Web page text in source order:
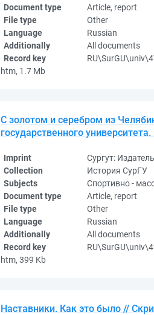
Document type
Article, report
File type
Other
Language
Russian
Additionally
All documents
Record key
htm, 1.7 Mb
С золотом и серебром из
государственного
Imprint
Сургут:
Collection
История СурГУ
Subjects
Спортивно -
Document type
Article, report
File type
Other
Language
Russian
Additionally
All documents
Record key
htm, 399 Kb
Наставники. Как это было //